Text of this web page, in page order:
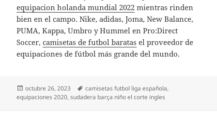
equipacion holanda mundial 2022 mientras rinden
bien en el campo. Nike, adidas, Joma, New Balance,
PUMA, Kappa, Umbro y Hummel en Pro:Direct
Soccer,camisetas de futbol baratas el proveedor de
equipaciones de fútbol más grande del mundo.
Publicado
el
octubre 26, 2023 Etiquetas
camisetas futbol liga española,
equipaciones 2020,sudadera barça niño el corte ingles